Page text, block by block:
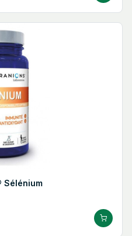
Sélénium